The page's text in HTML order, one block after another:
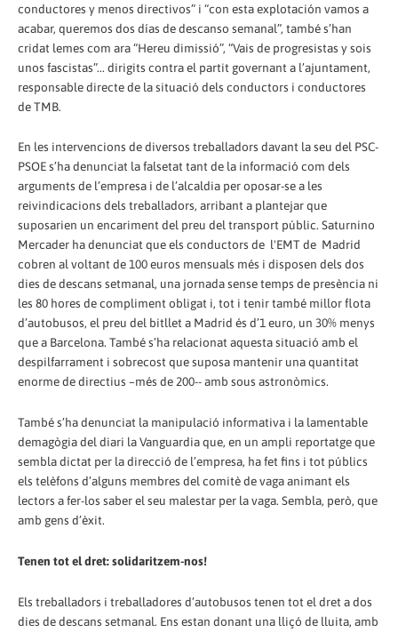
conductores y menos directivos” i “con esta explotación vamos a
acabar, queremos dos días de descanso semanal”, també s’han
cridat lemes com ara “Hereu dimissió”, “Vais de progresistas y sois
unos fascistas”... dirigits contra el partit governant a l’ajuntament,
responsable directe de la situació dels conductors i conductores
de TMB.
En les intervencions de diversos treballadors davant la seu del PSC-
PSOE s’ha denunciat la falsetat tant de la informació com dels
arguments de l’empresa i de l’alcaldia per oposar-se a les
reivindicacions dels treballadors, arribant a plantejar que
suposarien un encariment del preu del transport públic. Saturnino
Mercader ha denunciat que els conductors de l'EMT de Madrid
cobren al voltant de 100 euros mensuals més i disposen dels dos
dies de descans setmanal, una jornada sense temps de presència ni
les 80 hores de compliment obligat i, tot i tenir també millor flota
d’autobusos, el preu del bitllet a Madrid és d’1 euro, un 30% menys
que a Barcelona. També s’ha relacionat aquesta situació amb el
despilfarrament i sobrecost que suposa mantenir una quantitat
enorme de directius –més de 200-- amb sous astronòmics.
També s’ha denunciat la manipulació informativa i la lamentable
demagògia del diari la Vanguardia que, en un ampli reportatge que
sembla dictat per la direcció de l’empresa, ha fet fins i tot públics
els telèfons d’alguns membres del comitè de vaga animant els
lectors a fer-los saber el seu malestar per la vaga. Sembla, però, que
amb gens d’èxit.
Tenen tot el dret: solidaritzem-nos!
Els treballadors i treballadores d’autobusos tenen tot el dret a dos
dies de descans setmanal. Ens estan donant una lliçó de lluita, amb